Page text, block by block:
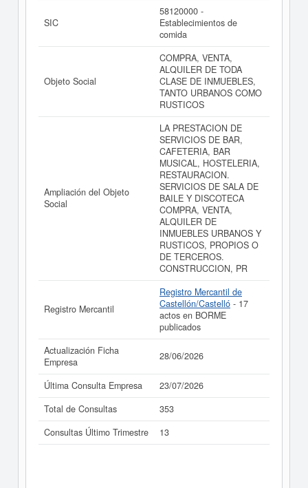
ACCEPTA SOLUCIONES INMOBILIARIAS SOCIEDAD
LIMITADA. tiene el distintivo TOP 100.000 EMPRESAS.
Este distintivo se otorga a las principales empresas
españolas por volumen de facturación.
La última actualización del informe de empresa se ha
realizado el 28/06/2026.
SIC
58120000 -
Establecimientos de
comida
Objeto Social
COMPRA, VENTA,
ALQUILER DE TODA
CLASE DE INMUEBLES,
TANTO URBANOS COMO
RUSTICOS
Ampliación del Objeto
Social
LA PRESTACION DE
SERVICIOS DE BAR,
CAFETERIA, BAR
MUSICAL, HOSTELERIA,
RESTAURACION.
SERVICIOS DE SALA DE
BAILE Y DISCOTECA
COMPRA, VENTA,
ALQUILER DE
INMUEBLES URBANOS Y
RUSTICOS, PROPIOS O
DE TERCEROS.
CONSTRUCCION, PR
Registro Mercantil
Registro Mercantil de
Castellón/Castelló - 17
actos en BORME
publicados
Actualización Ficha
Empresa
28/06/2026
Última Consulta Empresa
23/07/2026
Total de Consultas
353
Consultas Último Trimestre
13